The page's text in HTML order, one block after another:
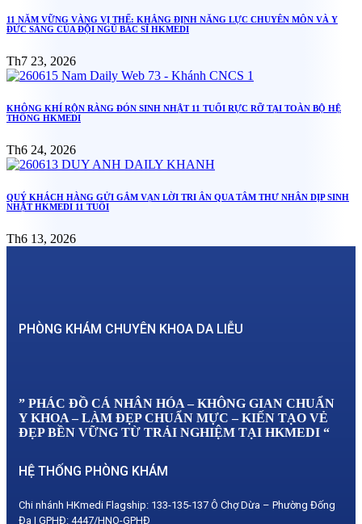
11 NĂM VỮNG VÀNG VỊ THẾ: KHẲNG ĐỊNH NĂNG LỰC CHUYÊN MÔN VÀ Y
ĐỨC SÁNG CỦA ĐỘI NGŨ BÁC SĨ HKMEDI
Th7 23, 2026
KHÔNG KHÍ RỘN RÀNG ĐÓN SINH NHẬT 11 TUỔI RỰC RỠ TẠI TOÀN BỘ HỆ
THỐNG HKMEDI
Th6 24, 2026
QUÝ KHÁCH HÀNG GỬI GẮM VẠN LỜI TRI ÂN QUA TÂM THƯ NHÂN DỊP SINH
NHẬT HKMEDI 11 TUỔI
Th6 13, 2026
PHÒNG KHÁM CHUYÊN KHOA DA LIỄU
” PHÁC ĐỒ CÁ NHÂN HÓA – KHÔNG GIAN CHUẨN
Y KHOA – LÀM ĐẸP CHUẨN MỰC – KIẾN TẠO VẺ
ĐẸP BỀN VỮNG TỪ TRẢI NGHIỆM TẠI HKMEDI “
HỆ THỐNG PHÒNG KHÁM
Chi nhánh HKmedi Flagship: 133-135-137 Ô Chợ Dừa – Phường Đống
Đa | GPHĐ: 4447/HNO-GPHĐ